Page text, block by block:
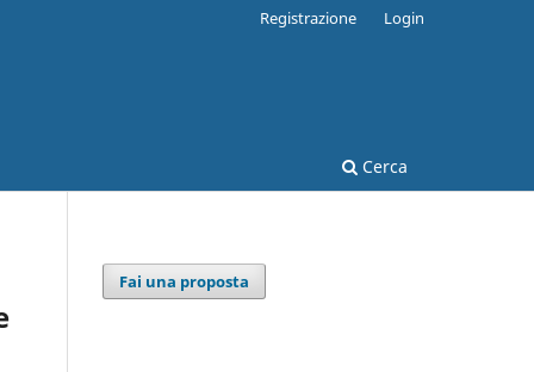
Cerca
Registrazione Login
Fai una proposta